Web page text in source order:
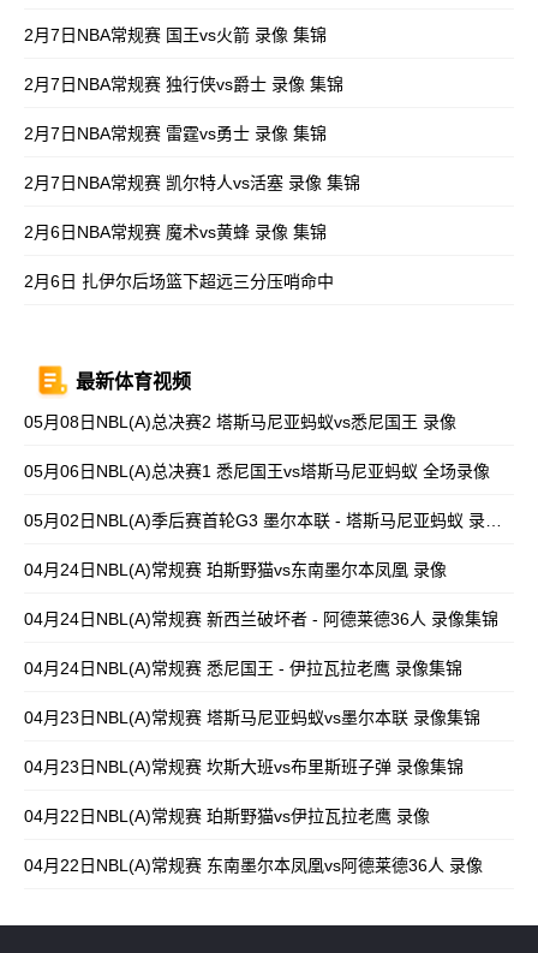
2月7日NBA常规赛 国王vs火箭 录像 集锦
2月7日NBA常规赛 独行侠vs爵士 录像 集锦
2月7日NBA常规赛 雷霆vs勇士 录像 集锦
2月7日NBA常规赛 凯尔特人vs活塞 录像 集锦
2月6日NBA常规赛 魔术vs黄蜂 录像 集锦
2月6日 扎伊尔后场篮下超远三分压哨命中
最新体育视频
05月08日NBL(A)总决赛2 塔斯马尼亚蚂蚁vs悉尼国王 录像
05月06日NBL(A)总决赛1 悉尼国王vs塔斯马尼亚蚂蚁 全场录像
05月02日NBL(A)季后赛首轮G3 墨尔本联 - 塔斯马尼亚蚂蚁 录像集锦
04月24日NBL(A)常规赛 珀斯野猫vs东南墨尔本凤凰 录像
04月24日NBL(A)常规赛 新西兰破坏者 - 阿德莱德36人 录像集锦
04月24日NBL(A)常规赛 悉尼国王 - 伊拉瓦拉老鹰 录像集锦
04月23日NBL(A)常规赛 塔斯马尼亚蚂蚁vs墨尔本联 录像集锦
04月23日NBL(A)常规赛 坎斯大班vs布里斯班子弹 录像集锦
04月22日NBL(A)常规赛 珀斯野猫vs伊拉瓦拉老鹰 录像
04月22日NBL(A)常规赛 东南墨尔本凤凰vs阿德莱德36人 录像